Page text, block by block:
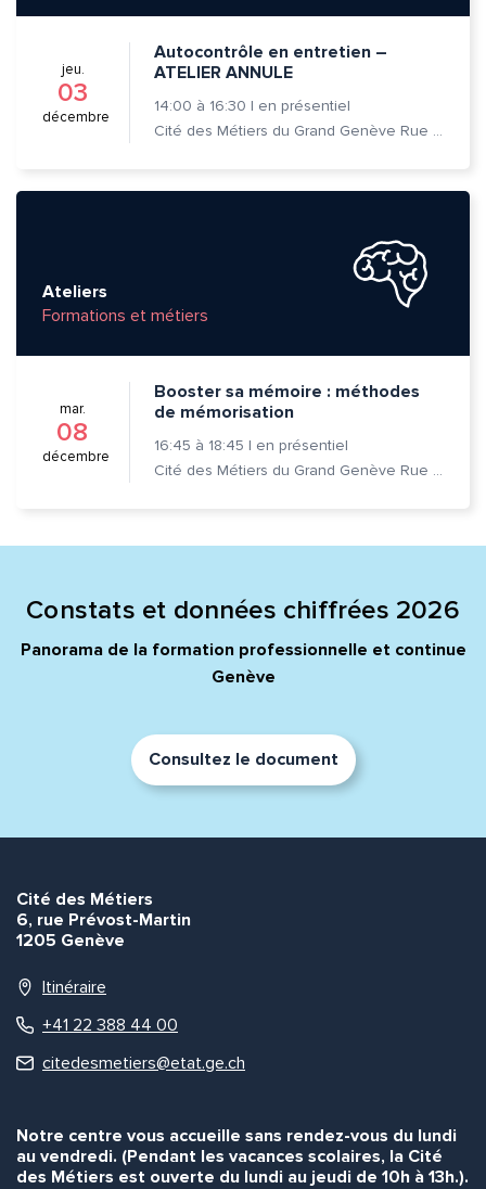
jeu.
03
décembre
Autocontrôle en entretien –
ATELIER ANNULE
14:00 à 16:30 | en présentiel
Cité des Métiers du Grand Genève Rue Prévost-Martin 6 1205 Genève
Ateliers
Formations et métiers
mar.
08
décembre
Booster sa mémoire : méthodes
de mémorisation
16:45 à 18:45 | en présentiel
Cité des Métiers du Grand Genève Rue Prévost-Martin 6 1205 Genève
Constats et données chiffrées 2026
Panorama de la formation professionnelle et continue
Genève
Consultez le document
Cité des Métiers
6, rue Prévost-Martin
1205 Genève
Itinéraire
+41 22 388 44 00
citedesmetiers@etat.ge.ch
Notre centre vous accueille sans rendez-vous du lundi
au vendredi. (Pendant les vacances scolaires, la Cité
des Métiers est ouverte du lundi au jeudi de 10h à 13h.).